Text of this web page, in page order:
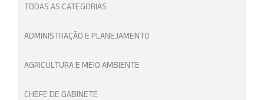
TODAS AS CATEGORIAS
ADMINISTRAÇÃO E PLANEJAMENTO
AGRICULTURA E MEIO AMBIENTE
CHEFE DE GABINETE